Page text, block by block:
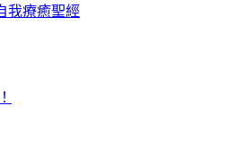
我療癒聖經